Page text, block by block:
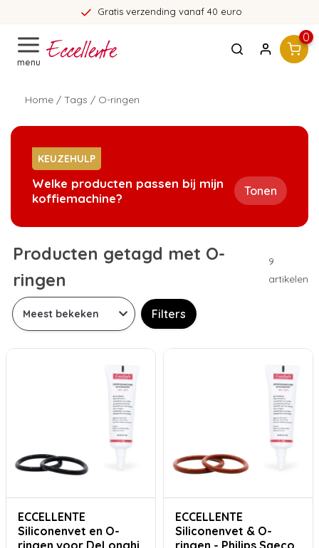
Gratis verzending vanaf 40 euro
menu
0
Home / Tags / O-ringen
KEUZEHULP
Welke producten passen bij mijn
koffiemachine?
Tonen
Producten getagd met O-
ringen
9
artikelen
Filters
ECCELLENTE
Siliconenvet en O-
ringen voor DeLonghi
ECCELLENTE
Siliconenvet & O-
ringen - Philips Saeco